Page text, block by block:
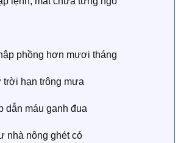
phồng hơn mươi tháng
hạn trông mưa
dẫn máu ganh đua
nhà nông ghét cỏ